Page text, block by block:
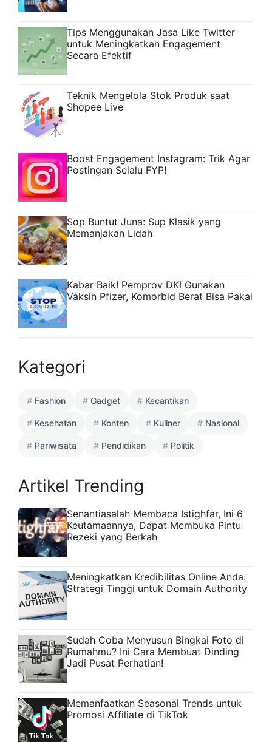
Tips Menggunakan Jasa Like Twitter
untuk Meningkatkan Engagement
Secara Efektif
Teknik Mengelola Stok Produk saat
Shopee Live
Boost Engagement Instagram: Trik Agar
Postingan Selalu FYP!
Sop Buntut Juna: Sup Klasik yang
Memanjakan Lidah
Kabar Baik! Pemprov DKI Gunakan
Vaksin Pfizer, Komorbid Berat Bisa Pakai
Kategori
Fashion Gadget Kecantikan
Kesehatan Konten Kuliner Nasional
Pariwisata Pendidikan Politik
Artikel Trending
Senantiasalah Membaca Istighfar, Ini 6
Keutamaannya, Dapat Membuka Pintu
Rezeki yang Berkah
Meningkatkan Kredibilitas Online Anda:
Strategi Tinggi untuk Domain Authority
Sudah Coba Menyusun Bingkai Foto di
Rumahmu? Ini Cara Membuat Dinding
Jadi Pusat Perhatian!
Memanfaatkan Seasonal Trends untuk
Promosi Affiliate di TikTok